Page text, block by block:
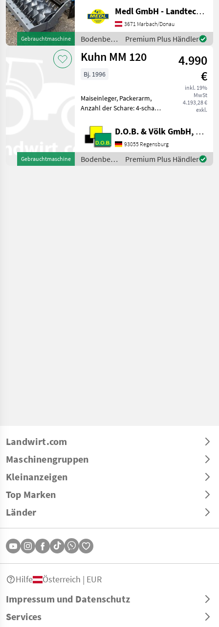
Gebrauchtmaschine
Sicma ERS 3000 Kreiselegge
bis 150Ps NEUE Zinken
NEUE Lager und Simmering
Getriebe servi
Medl GmbH - Landtechnik Großhandel
3671 Marbach/Donau
Bodenbearbeitung
/ Sicma
Premium Plus Händler
Gebrauchtmaschine
Kuhn MM 120
4.990
€
inkl. 19%
MwSt
4.193,28 €
exkl.
Bj. 1996
Maiseinleger, Packerarm,
Anzahl der Schare: 4-schar,
Vorschäler Zustand: Gut
Wecker Schollencracker
Bodenbearbeitung Pflüge
D.O.B. & Völk GmbH, Filiale Regensburg
93055 Regensburg
Bodenbearbeitung
/ Kuhn
Premium Plus Händler
Landwirt.com
Maschinengruppen
Kleinanzeigen
Top Marken
Länder
Impressum und Datenschutz
Services
Hilfe Österreich | EUR